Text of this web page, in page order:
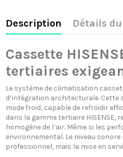
Description Détails
Cassette
tertiaires
Le système de climatisation
d’intégration architecturale. Cette
mode froid, capable de refroidir
dans la gamme tertiaire
homogène de l’air. Même si les
environnemental. Le niveau
professionnel, mais la mise en